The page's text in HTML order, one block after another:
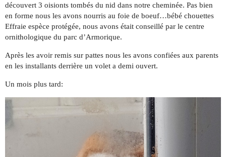
découvert 3 oisionts tombés du nid dans notre cheminée. Pas bien
en forme nous les avons nourris au foie de boeuf…bébé chouettes
Effraie espèce protégée, nous avons était conseillé par le centre
ornithologique du parc d’Armorique.
Après les avoir remis sur pattes nous les avons confiées aux parents
en les installants derrière un volet a demi ouvert.
Un mois plus tard: